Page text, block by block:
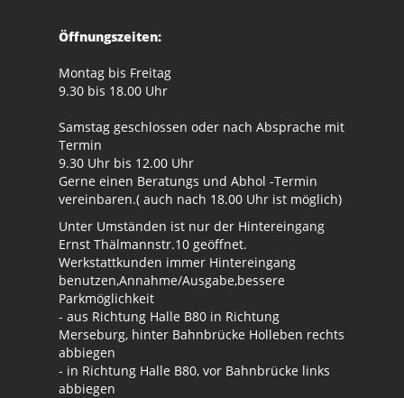
Öffnungszeiten:
Montag bis Freitag
9.30 bis 18.00 Uhr
Samstag geschlossen oder nach Absprache mit
Termin
9.30 Uhr bis 12.00 Uhr
Gerne einen Beratungs und Abhol -Termin
vereinbaren.( auch nach 18.00 Uhr ist möglich)
Unter Umständen ist nur der Hintereingang
Ernst Thälmannstr.10 geöffnet.
Werkstattkunden immer Hintereingang
benutzen,Annahme/Ausgabe,bessere
Parkmöglichkeit
- aus Richtung Halle B80 in Richtung
Merseburg, hinter Bahnbrücke Holleben rechts
abbiegen
- in Richtung Halle B80, vor Bahnbrücke links
abbiegen